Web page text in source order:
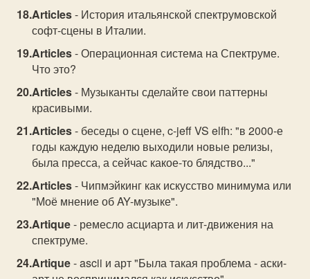
Articles- История итальянской спектрумовской
софт-сцены в Италии.
Articles- Операционная система на Спектруме.
Что это?
Articles- Музыканты сделайте свои паттерны
красивыми.
Articles- беседы о сцене, c-jeff VS elfh: "в 2000-е
годы каждую неделю выходили новые релизы,
была пресса, а сейчас какое-то блядство..."
Articles- Чипмэйкинг как искусство минимума или
"Моё мнение об AY-музыке".
Artique- ремесло асциарта и лит-движения на
спектруме.
Artique- ascii и арт "Была такая проблема - аски-